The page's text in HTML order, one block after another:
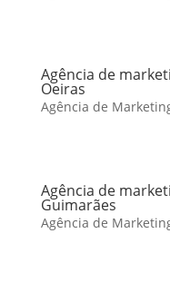
Agência de
Oeiras
Agência de
Agência de
Guimarães
Agência de